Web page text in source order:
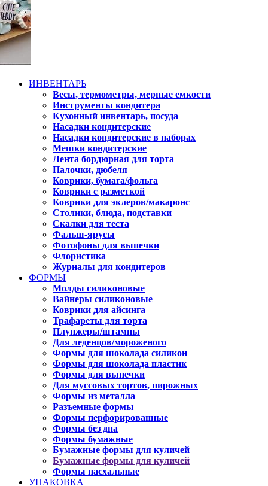
ИНВЕНТАРЬ
Весы, термометры, мерные емкости
Инструменты кондитера
Кухонный инвентарь, посуда
Насадки кондитерские
Насадки кондитерские в наборах
Мешки кондитерские
Лента бордюрная для торта
Палочки, дюбеля
Коврики, бумага/фольга
Коврики с разметкой
Коврики для эклеров/макаронс
Столики, блюда, подставки
Скалки для теста
Фальш-ярусы
Фотофоны для выпечки
Флористика
Журналы для кондитеров
ФОРМЫ
Молды силиконовые
Вайнеры силиконовые
Коврики для айсинга
Трафареты для торта
Плунжеры/штампы
Для леденцов/мороженого
Формы для шоколада силикон
Формы для шоколада пластик
Формы для выпечки
Для муссовых тортов, пирожных
Формы из металла
Разъемные формы
Формы перфорированные
Формы без дна
Формы бумажные
Бумажные формы для куличей
Бумажные формы для куличей
Формы пасхальные
УПАКОВКА